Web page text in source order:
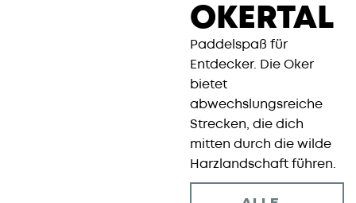
OKERTAL
Paddelspaß für
Entdecker. Die Oker
bietet
abwechslungsreiche
Strecken, die dich
mitten durch die wilde
Harzlandschaft führen.